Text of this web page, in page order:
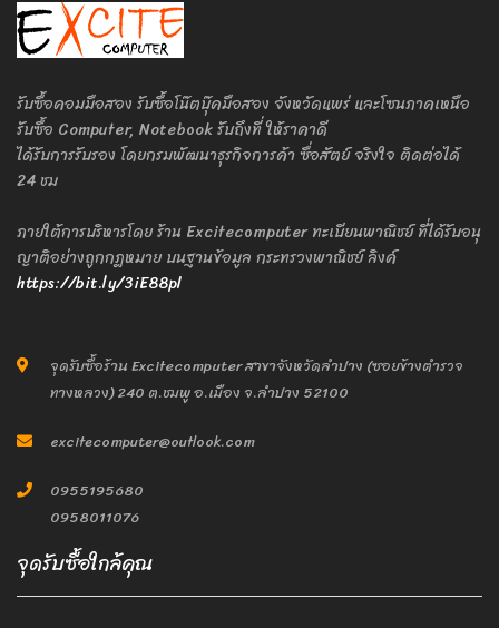
รับซื้อคอมมือสอง รับซื้อโน๊ตบุ๊คมือสอง จังหวัดแพร่ และโซนภาคเหนือ
รับซื้อ Computer, Notebook รับถึงที่ ให้ราคาดี
ได้รับการรับรอง โดยกรมพัฒนาธุรกิจการค้า ซื่อสัตย์ จริงใจ ติดต่อได้
24 ชม
ภายใต้การบริหารโดย ร้าน Excitecomputer ทะเบียนพาณิชย์ ที่ได้รับอนุ
ญาติอย่างถูกกฎหมาย บนฐานข้อมูล กระทรวงพาณิชย์ ลิงค์
https://bit.ly/3iE88pl
จุดรับซื้อร้าน Excitecomputer สาขาจังหวัดลำปาง (ซอยข้างตำรวจ
ทางหลวง) 240 ต.ชมพู อ.เมือง จ.ลำปาง 52100
excitecomputer@outlook.com
0955195680
0958011076
จุดรับซื้อใกล้คุณ